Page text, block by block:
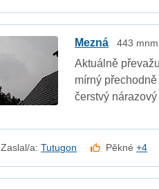
Mezná 443
Aktuálně
mírný
čerstvý nárazový
Zaslal/a:Tutugon Pěkné+4